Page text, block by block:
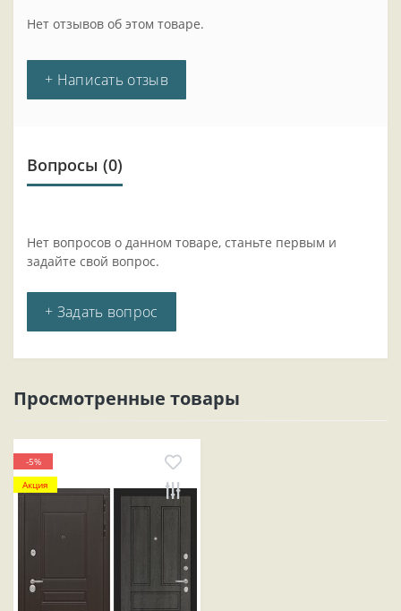
Нет отзывов об этом товаре.
+ Написать отзыв
Вопросы (0)
Нет вопросов о данном товаре, станьте первым и
задайте свой вопрос.
+ Задать вопрос
Просмотренные товары
-5%
Акция